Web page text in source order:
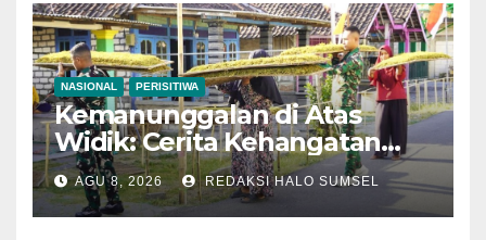
NASIONAL PERISITIWA
Kemanunggalan di Atas
Widik: Cerita Kehangatan
Satgas TMMD 129
Bojonegoro Bantu Olah
Tembakau Petani Kesongo
AGU 8, 2026 REDAKSI HALO SUMSEL